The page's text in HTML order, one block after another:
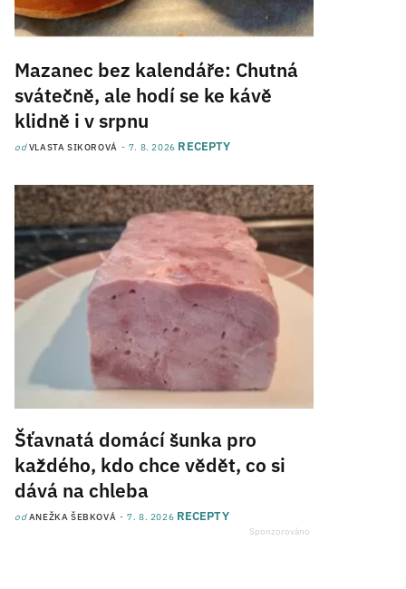
Mazanec bez kalendáře: Chutná
svátečně, ale hodí se ke kávě
klidně i v srpnu
odVLASTA SIKOROVÁ 7. 8. 2026 RECEPTY
Šťavnatá domácí šunka pro
každého, kdo chce vědět, co si
dává na chleba
odANEŽKA ŠEBKOVÁ 7. 8. 2026 RECEPTY